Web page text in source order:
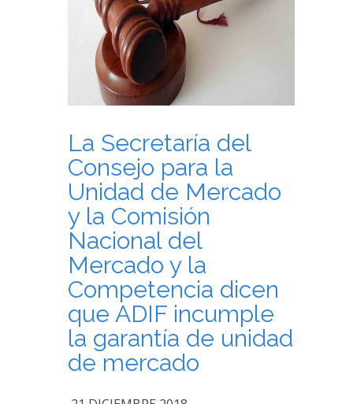
La Secretaría del
Consejo para la
Unidad de Mercado
y la Comisión
Nacional del
Mercado y la
Competencia dicen
que ADIF incumple
la garantía de unidad
de mercado